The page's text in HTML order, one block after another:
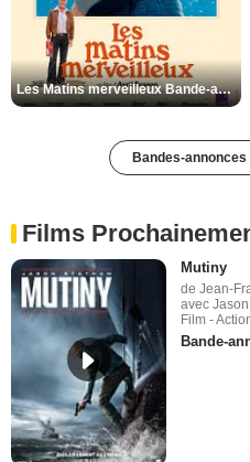
Les Matins merveilleux Bande-annonce VF
Bandes-annonces
Films
Mutiny
de Jean-
avec
Film -
Bande-